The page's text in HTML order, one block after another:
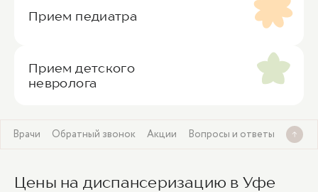
Прием педиатра
Прием детского
невролога
Врачи Обратный звонок Акции Вопросы и ответы
Цены на диспансеризацию в Уфе